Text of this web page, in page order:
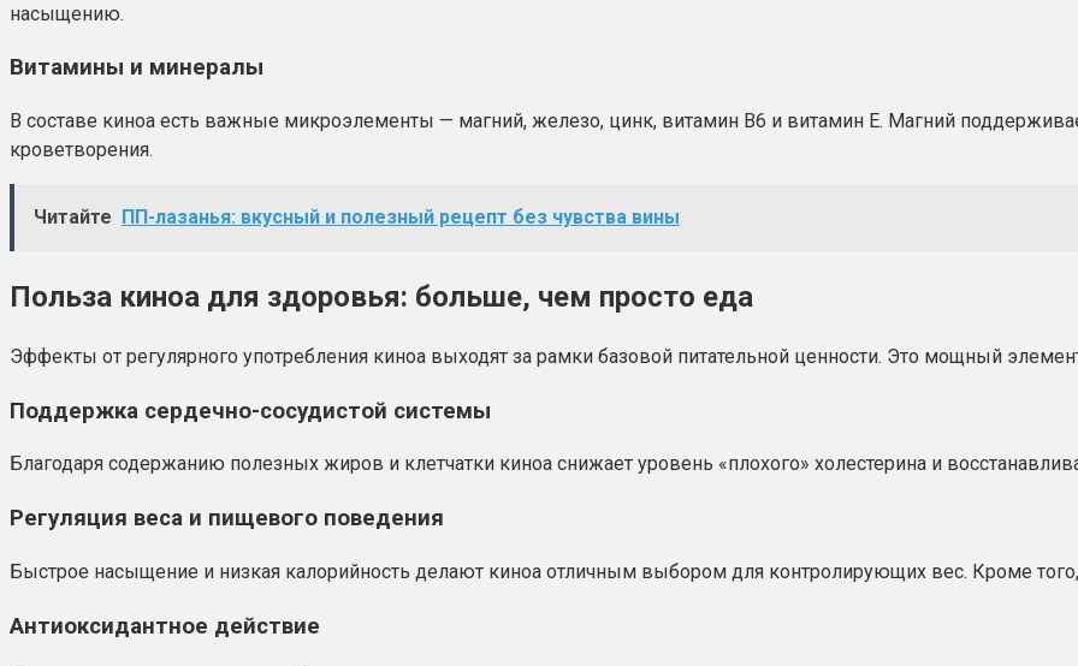
насыщению.
Витамины и минералы
В составе киноа есть важные микроэлементы — магний, железо, цинк, витамин В6 и витамин Е. Магний
кроветворения.
Читайте ПП-лазанья: вкусный и полезный рецепт без чувства вины
Польза киноа для здоровья: больше, чем просто еда
Эффекты от регулярного употребления киноа выходят за рамки базовой питательной ценности. Это мощный
Поддержка сердечно-сосудистой системы
Благодаря содержанию полезных жиров и клетчатки киноа снижает уровень «плохого» холестерина и
Регуляция веса и пищевого поведения
Быстрое насыщение и низкая калорийность делают киноа отличным выбором для контролирующих вес. Кроме того,
Антиоксидантное действие